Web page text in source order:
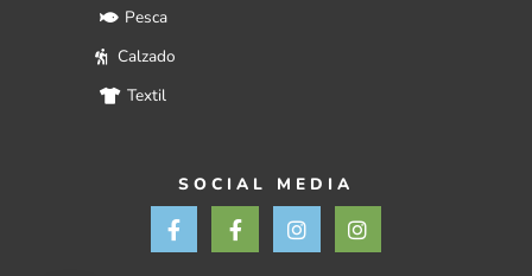
Pesca
Calzado
Textil
SOCIAL MEDIA
F
a
c
F
a
c
I
n
s
I
n
s